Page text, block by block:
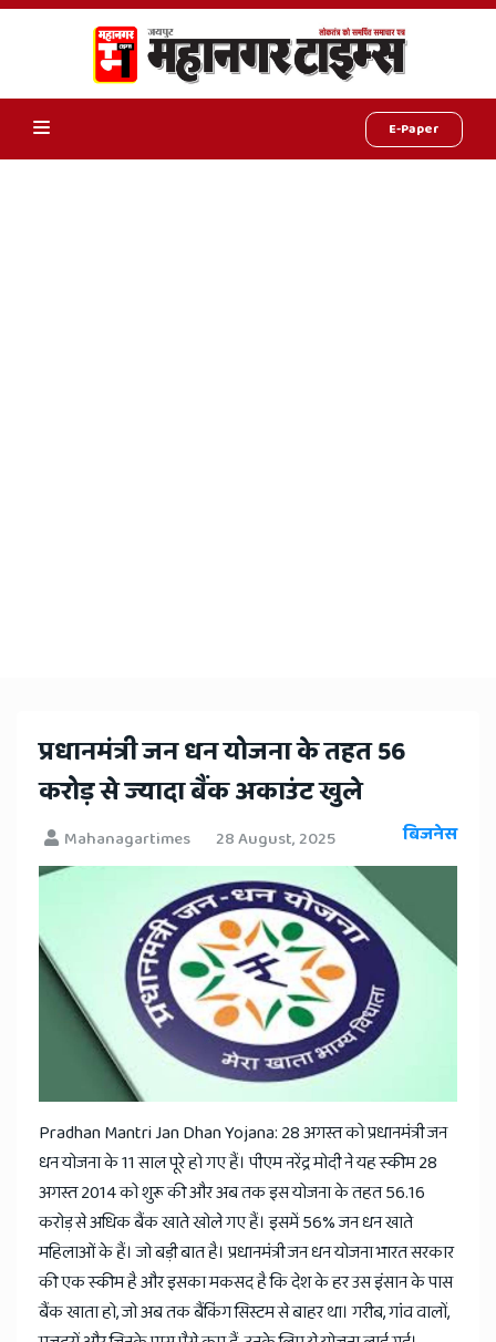
E-Paper
​प्रधानमंत्री जन धन योजना के तहत 56
करोड़ से ज्यादा बैंक अकाउंट खुले
Mahanagartimes 28 August, 2025 बिजनेस
Pradhan Mantri Jan Dhan Yojana: 28 अगस्त को प्रधानमंत्री जन
धन योजना के 11 साल पूरे हो गए हैं। पीएम नरेंद्र मोदी ने यह स्कीम 28
अगस्त 2014 को शुरू की और अब तक इस योजना के तहत 56.16
करोड़ से अधिक बैंक खाते खोले गए हैं। इसमें 56% जन धन खाते
महिलाओं के हैं। जो बड़ी बात है। प्रधानमंत्री जन धन योजना भारत सरकार
की एक स्कीम है और इसका मकसद है कि देश के हर उस इंसान के पास
बैंक खाता हो, जो अब तक बैंकिंग सिस्टम से बाहर था। गरीब, गांव वालों,